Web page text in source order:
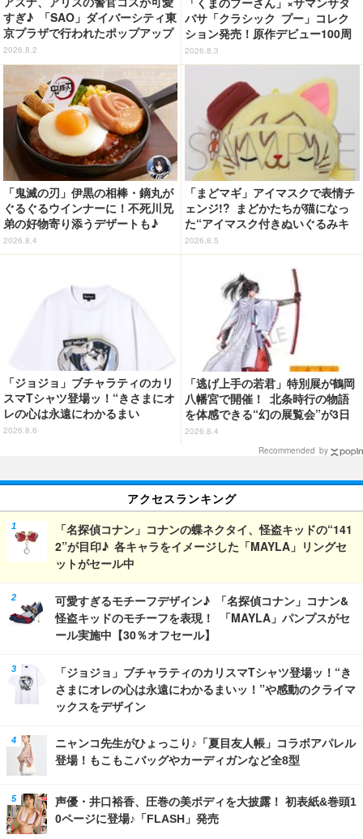
すぎ♪ 「SAO」ダイバーシティ東
京プラザで行われたポップアップ
ショップの事後通販がスタート！
2026.8.2
「くまのプーさん」×サマンサタ
バサ「クラシック プー」コレク
ション発売！原作デビュー100周
年記念でハンドバッグや財布など
全6種が登場
2026.8.3
「鬼滅の刃」伊黒の相棒・鏑丸が
ぐるぐるウインナーに！不死川兄
弟の好物寄り添うデザートも♪
「ジョイフル」コラボ第3弾・第4
弾決定【8月18日～】
2026.8.4
「まどマギ」アイマスクで表情チ
ェンジ!? まどかたちが猫になっ
た“アイマスク付きぬいぐるみキ
ーホルダー”が登場
2026.8.5
「ジョジョ」ブチャラティのカリ
スマTシャツ登場ッ！“きさまにオ
レの心は永遠にわかるまい
ッ！”や感動のクライマックスを
2026.8.6
「逃げ上手の若君」特別展が鶴岡
八幡宮で開催！ 北条時行の物語
を体感できる“幻の展覧会”が3日
間限定で登場【8/28～30】
2026.8.4
Recommended by
アクセスランキング
「名探偵コナン」コナンの蝶ネクタイ、怪盗キッドの“141
2”が目印♪ 各キャラをイメージした「MAYLA」リングセ
ットがセール中
可愛すぎるモチーフデザイン♪ 「名探偵コナン」コナン&
怪盗キッドのモチーフを表現！ 「MAYLA」パンプスがセ
ール実施中【30％オフセール】
「ジョジョ」ブチャラティのカリスマTシャツ登場ッ！“き
さまにオレの心は永遠にわかるまいッ！”や感動のクライマ
ックスをデザイン
ニャンコ先生がひょっこり♪「夏目友人帳」コラボアパレル
登場！もこもこバッグやカーディガンなど全8型
声優・井口裕香、圧巻の美ボディを大披露！ 初表紙&巻頭1
0ページに登場♪「FLASH」発売